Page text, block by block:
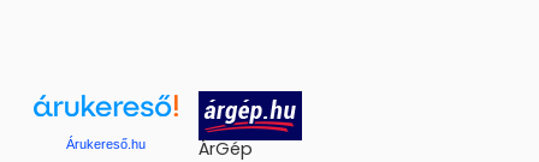
Árukereső.hu ÁrGép